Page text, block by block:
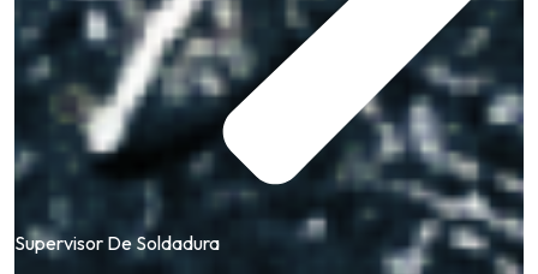
Supervisor De Soldadura